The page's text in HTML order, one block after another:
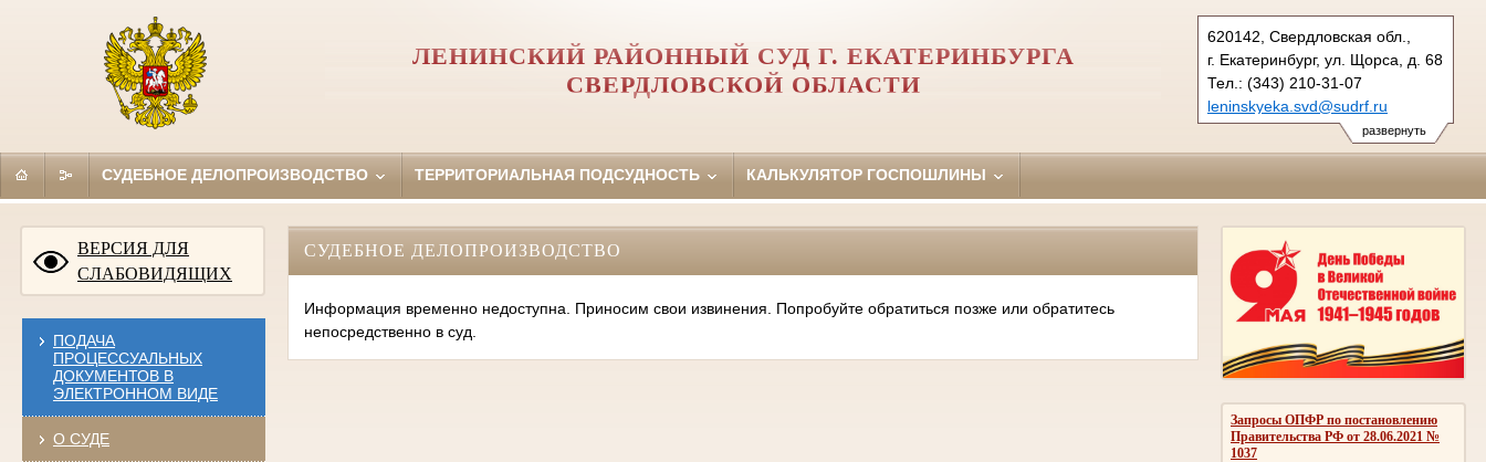
развернуть
620142, Свердловская обл.,
г. Екатеринбург, ул. Щорса, д. 68
Тел.: (343) 210-31-07
leninskyeka.svd@sudrf.ru
ЛЕНИНСКИЙ РАЙОННЫЙ СУД Г. ЕКАТЕРИНБУРГА
СВЕРДЛОВСКОЙ ОБЛАСТИ
СУДЕБНОЕ ДЕЛОПРОИЗВОДСТВО ТЕРРИТОРИАЛЬНАЯ ПОДСУДНОСТЬ КАЛЬКУЛЯТОР ГОСПОШЛИНЫ
ВЕРСИЯ ДЛЯ
СЛАБОВИДЯЩИХ
ПОДАЧА
ПРОЦЕССУАЛЬНЫХ
ДОКУМЕНТОВ В
ЭЛЕКТРОННОМ ВИДЕ
О СУДЕ
Запросы ОПФР по постановлению
Правительства РФ от 28.06.2021 №
1037
СУДЕБНОЕ ДЕЛОПРОИЗВОДСТВО
Информация временно недоступна. Приносим свои извинения. Попробуйте обратиться позже или обратитесь
непосредственно в суд.